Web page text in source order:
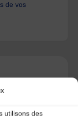
utilisons des
de vos